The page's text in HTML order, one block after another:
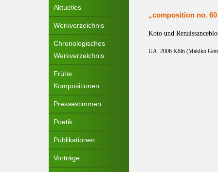
Aktuelles
Werkverzeichnis
Chronologisches
Werkverzeichnis
Frühe
Kompositionen
Pressestimmen
Poetik
Publikationen
Vorträge
„composition no. 60
Koto und
UA 2006 Köln (Makiko